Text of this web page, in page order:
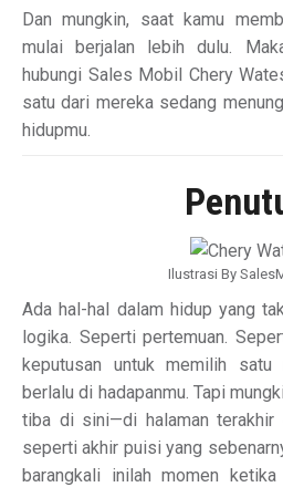
Dan mungkin, saat kamu
mulai berjalan lebih dulu.
hubungi Sales Mobil Chery
satu dari mereka sedang
hidupmu.
Ilustrasi By
Ada hal-hal dalam hidup yang
logika. Seperti pertemuan.
keputusan untuk memilih
berlalu di hadapanmu. Tapi
tiba di sini—di halaman terakhir
seperti akhir puisi yang
barangkali inilah momen